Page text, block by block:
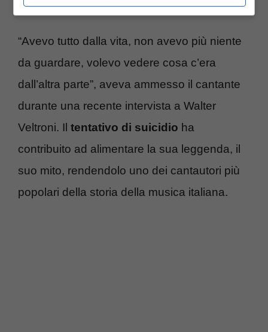
dall’altra parte: la parole di Paoli
“Avevo tutto dalla vita, non avevo più niente
da guardare, volevo vedere cosa c’era
dall’altra parte”, aveva ammesso il cantante
durante una recente intervista a Walter
Veltroni. Il tentativo di suicidio ha
contribuito ad alimentare la sua leggenda, il
suo mito, rendendolo uno dei cantautori più
popolari della storia della musica italiana.